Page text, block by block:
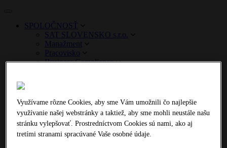
navigationSPOLOČNOSŤ
SAT SLOVENSKO s.r.o.
Manažment
Pracovisko
Business Compliance
W35DC
W120CFi
W200Fi
W200i
Jazdná súprava pre transport fréz
Využívame rôzne Cookies, aby sme Vám umožnili čo najlepšie
využívanie našej webstránky a taktiež, aby sme mohli neustále našu
stránku vylepšovať. Prostredníctvom Cookies sú nami, ako aj
tretími stranami spracúvané Vaše osobné údaje.